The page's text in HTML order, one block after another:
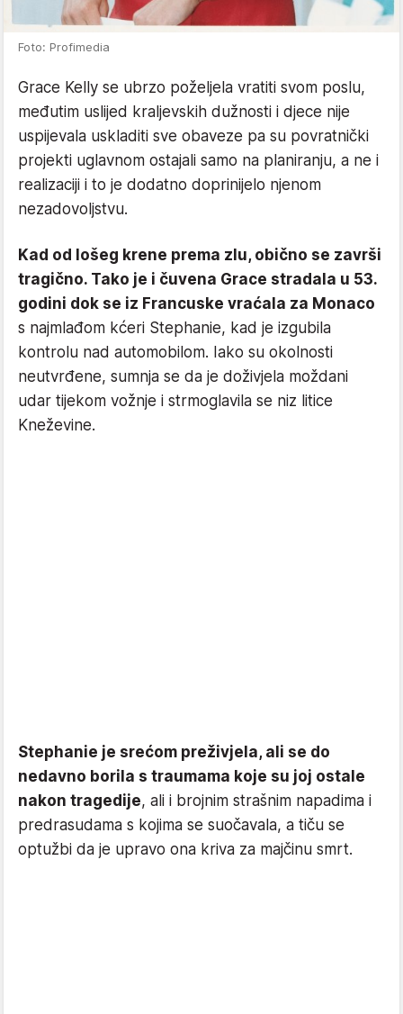
Foto: Profimedia
Grace Kelly se ubrzo poželjela vratiti svom poslu,
međutim uslijed kraljevskih dužnosti i djece nije
uspijevala uskladiti sve obaveze pa su povratnički
projekti uglavnom ostajali samo na planiranju, a ne i
realizaciji i to je dodatno doprinijelo njenom
nezadovoljstvu.
Kad od lošeg krene prema zlu, obično se završi
tragično. Tako je i čuvena Grace stradala u 53.
godini dok se iz Francuske vraćala za Monaco
s najmlađom kćeri Stephanie, kad je izgubila
kontrolu nad automobilom. Iako su okolnosti
neutvrđene, sumnja se da je doživjela moždani
udar tijekom vožnje i strmoglavila se niz litice
Kneževine.
Stephanie je srećom preživjela, ali se do
nedavno borila s traumama koje su joj ostale
nakon tragedije, ali i brojnim strašnim napadima i
predrasudama s kojima se suočavala, a tiču se
optužbi da je upravo ona kriva za majčinu smrt.